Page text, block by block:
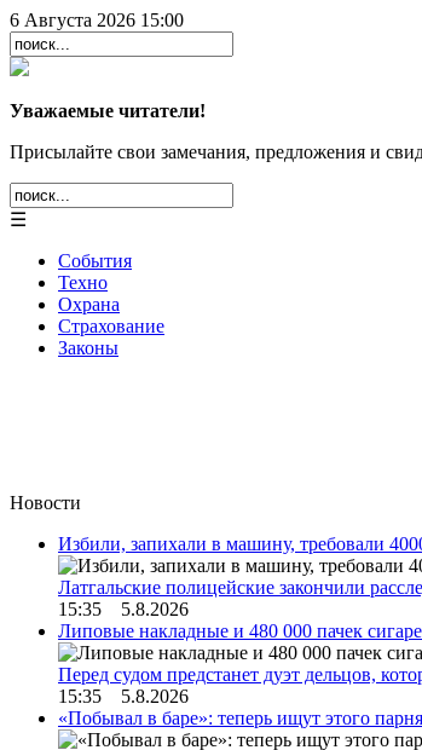
6 Августа 2026 15:00
Уважаемые читатели!
Присылайте свои замечания, предложения и
☰
События
Техно
Охрана
Страхование
Законы
Новости
Избили, запихали в машину, требовали
Латгальские полицейские закончили
15:35 5.8.2026
Липовые накладные и 480 000 пачек
Перед судом предстанет дуэт дельцов,
15:35 5.8.2026
«Побывал в баре»: теперь ищут этого